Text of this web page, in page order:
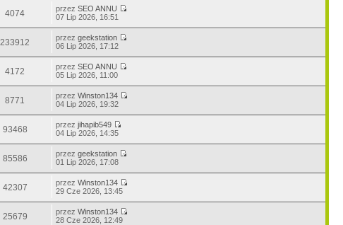
4074 przezSEO ANNU
07 Lip 2026, 16:51
233912 przezgeekstation
06 Lip 2026, 17:12
4172 przezSEO ANNU
05 Lip 2026, 11:00
8771 przezWinston134
04 Lip 2026, 19:32
93468 przezjihapib549
04 Lip 2026, 14:35
85586 przezgeekstation
01 Lip 2026, 17:08
42307 przezWinston134
29 Cze 2026, 13:45
25679 przezWinston134
28 Cze 2026, 12:49